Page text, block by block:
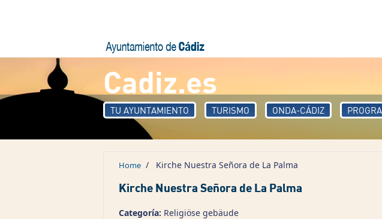
Cadiz.es
TU AYUNTAMIENTO TURISMO ONDA-CÁDIZ
Home / Kirche Nuestra Señora de La Palma
Kirche Nuestra Señora de La Palma
Categoría: Religiöse gebäude